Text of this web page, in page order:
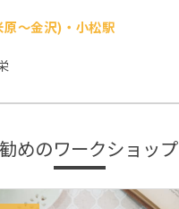
～金沢)・小松駅
めのワークショップ